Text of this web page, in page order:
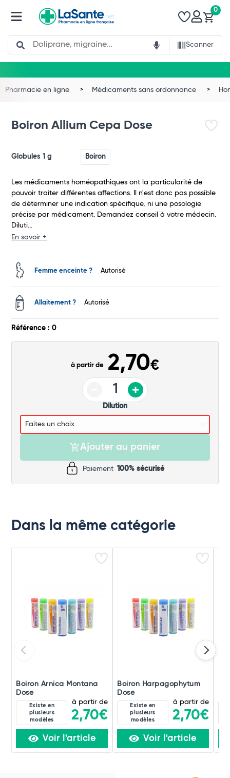
Search
Scanner
0
Commander
Pharmacie en ligne Médicaments sans ordonnance
Boiron Allium Cepa Dose
Globules 1 g Boiron
Les médicaments homéopathiques ont la particularité de
pouvoir traiter différentes affections. Il n'est donc pas possible
de déterminer une indication spécifique, ni une posologie
précise par médicament. Demandez conseil à votre médecin.
Diluti...
En savoir +
Femme enceinte ? Autorisé
Allaitement ? Autorisé
Référence : 0
à partir de 2,70€
Dilution
Ajouter au panier
Paiement 100% sécurisé
Dans la même catégorie
Boiron Arnica Montana
Dose
Existe en
plusieurs
modèles
à partir de
2,70€
Voir l'article
Boiron Harpagophytum
Dose
Existe en
plusieurs
modèles
à partir de
2,70€
Voir l'article